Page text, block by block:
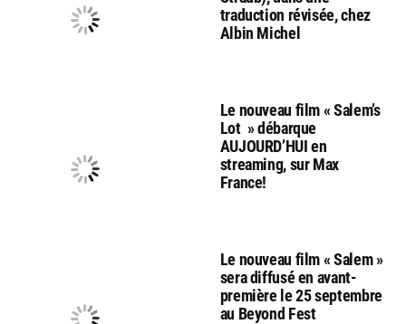
traduction révisée, chez
Albin Michel
Le nouveau film « Salem’s
Lot » débarque
AUJOURD’HUI en
streaming, sur Max
France!
Le nouveau film « Salem »
sera diffusé en avant-
première le 25 septembre
au Beyond Fest